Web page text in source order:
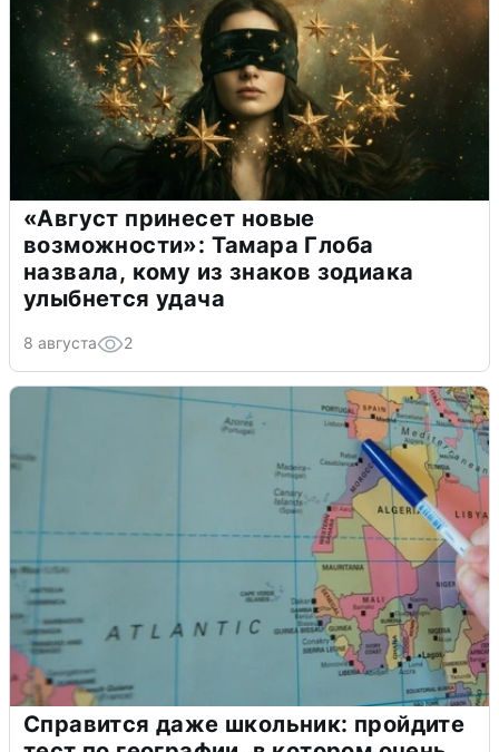
«Август принесет новые
возможности»: Тамара Глоба
назвала, кому из знаков зодиака
улыбнется удача
8 августа 2
Справится даже школьник: пройдите